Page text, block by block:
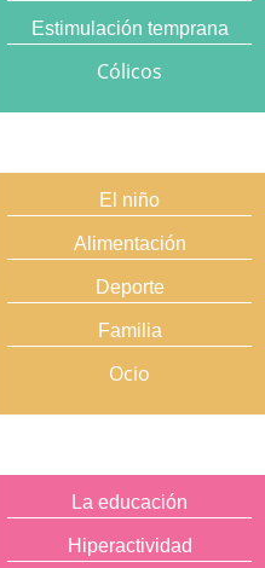
Estimulación temprana
Cólicos
El niño
Alimentación
Deporte
Familia
Ocio
La educación
Hiperactividad